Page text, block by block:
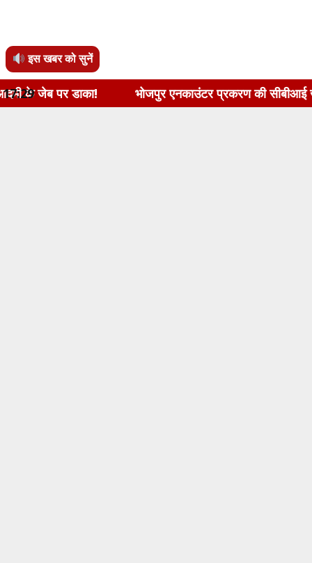
इस खबर को सुनें
भोजपुर एनकाउंटर प्रकरण की सीबीआई जांच की मांग,
17:29